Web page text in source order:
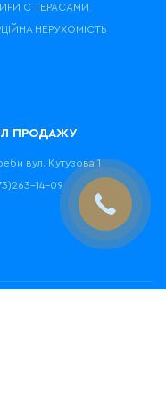
С ТЕРАСАМИ
НЕРУХОМІСТЬ
ПРОДАЖУ
вул. Кутузова 1
14-09